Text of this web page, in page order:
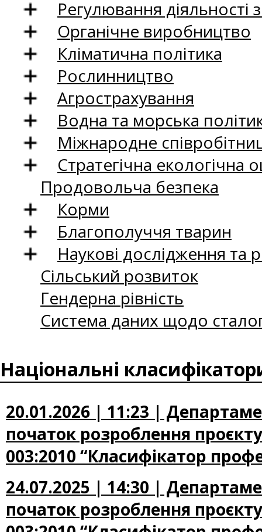
Регулювання
Органічне виробництво
Кліматична політика
Рослинництво
Агрострахування
Водна та морська
Міжнародне
Стратегічна екологічна
Продовольча безпека
Корми
Благополуччя тварин
Наукові дослідження та
Сільський розвиток
Гендерна рівність
Система даних щодо
Національні
20.01.2026 | 11:23 |
початок розроблення
003:2010 “Класифікатор
24.07.2025 | 14:30 |
початок розроблення